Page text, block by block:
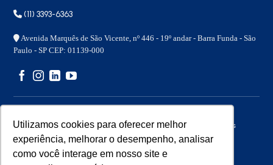
Utilizamos cookies para oferecer melhor
experiência, melhorar o desempenho, analisar
como você interage em nosso site e
(11) 3393-6363
Avenida Marquês de São Vicente, nº 446 - 19º andar - Barra Funda - São
Paulo - SP CEP: 01139-000
Copyright 2026 © – Assisnet Soluções – Todos os direitos
reservados